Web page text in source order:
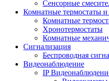
Сенсорные
Комнатные термостаты
Комнатные
Хронотермостаты
Комнатные
Сигнализация
Беспроводная
Видеонаблюдение
IP